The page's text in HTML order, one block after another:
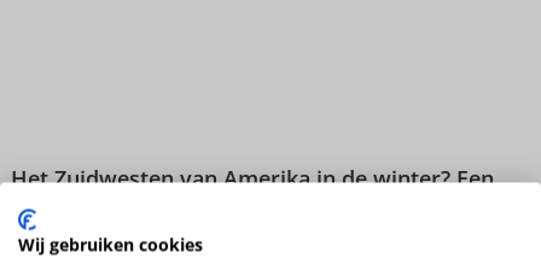
Het Zuidwesten van Amerika in de winter? Een
absolute aanrader!
Wij gebruiken cookies